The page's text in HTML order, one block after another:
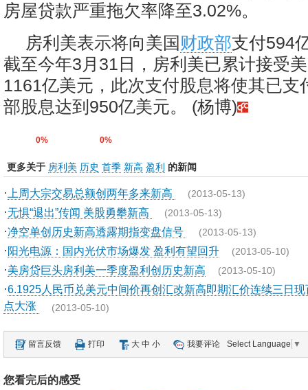
房屋贷款严重拖欠率降至3.02%。
房利美表示将向美国 财政部支付594
截至今年3月31日，房利美已累计接受
1161亿美元，此次支付股息将使其已支
部股息达到950亿美元。 (杨博)
0% 0%
更多关于 房利美 历史 首季 新高 盈利 的新闻
· 上周大宗交易总额创两年多来新高 (2013-05-13)
·无惧“退出”传闻 美股勇攀新高 (2013-05-13)
·净空单创历史新高透露期指变盘信号 (2013-05-13)
·阳光电源：国内光伏市场爆发 盈利有望回升 (2013-05-10)
·美房贷巨头房利美一季度盈利创历史新高 (2013-05-10)
·6.1925人民币兑美元中间价再创汇改新高即期汇价连续三日现
点大涨 (2013-05-10)
留言反馈 打印 大 中 小 我要评论 Select Language ▼
您看完后的感受